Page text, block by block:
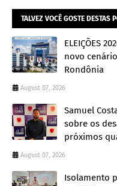
TALVEZ VOCÊ GOSTE DESTAS
ELEIÇÕES
novo
Rondônia
August 07, 2026
Samuel
sobre os
próximos
August 07, 2026
Isolamento